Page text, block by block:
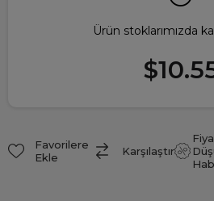
Ürün stoklarımızda
Favorilere
Ekle
Karşılaştır